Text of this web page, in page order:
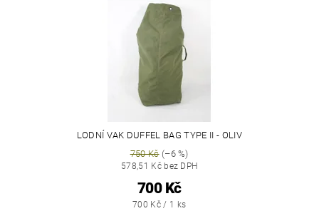
LODNÍ VAK DUFFEL BAG TYPE II - OLIV
750 Kč(–6 %)
578,51 Kč bez DPH
700 Kč
700 Kč / 1 ks